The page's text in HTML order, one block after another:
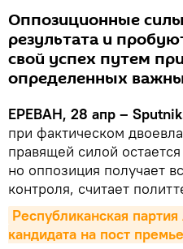
Оппозиционные
результата и
свой успех путем
определенных
ЕРЕВАН, 28 апр –
при фактическом
правящей силой
но оппозиция получает
контроля, считает
Республиканская
кандидата на пост